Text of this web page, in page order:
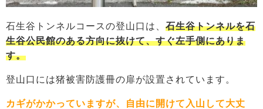
石生谷トンネルコースの登山口は、 石生谷トンネルを石
生谷公民館のある方向に抜けて、すぐ左手側にありま
す。
登山口には猪被害防護冊の扉が設置されています。
カギがかかっていますが、自由に開けて入山して大丈